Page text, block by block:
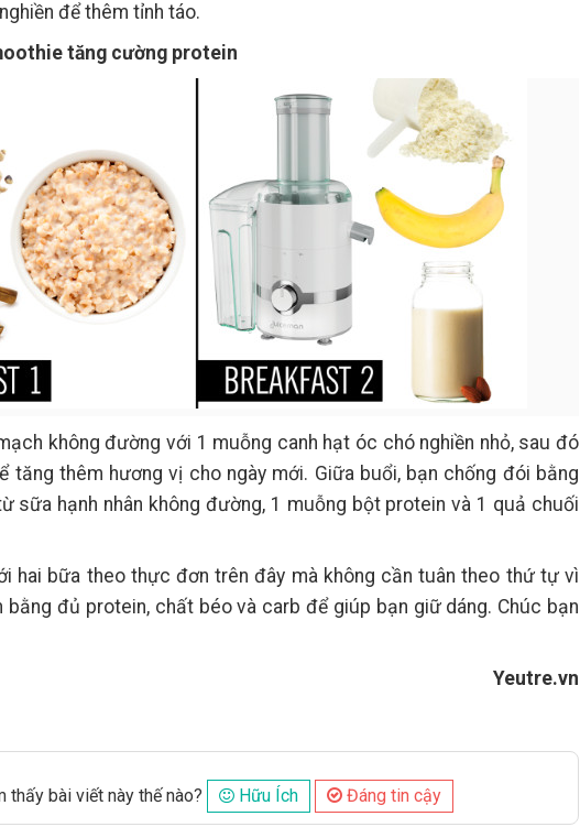
để thêm tỉnh táo.
tăng cường protein
không đường với 1 muỗng canh hạt óc chó nghiền nhỏ, sau đó
tăng thêm hương vị cho ngày mới. Giữa buổi, bạn chống đói bằng
sữa hạnh nhân không đường, 1 muỗng bột protein và 1 quả chuối
hai bữa theo thực đơn trên đây mà không cần tuân theo thứ tự vì
đủ protein, chất béo và carb để giúp bạn giữ dáng. Chúc bạn
Yeutre.vn
thấy bài viết này thế nào? Hữu Ích Đáng tin cậy